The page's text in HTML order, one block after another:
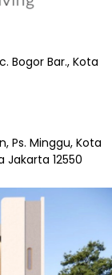
Bogor Bar., Kota
Ps. Minggu, Kota
Jakarta 12550